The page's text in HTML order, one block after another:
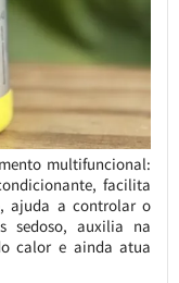
multifuncional:
facilita
ajuda a controlar o
sedoso, auxilia na
calor e ainda atua